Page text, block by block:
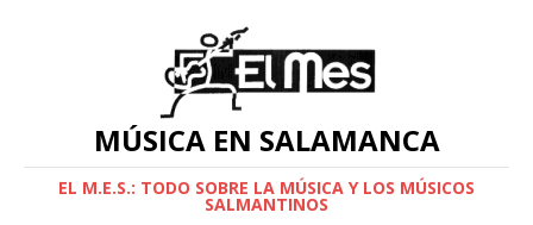
MÚSICA EN SALAMANCA
EL M.E.S.: TODO SOBRE LA MÚSICA Y LOS MÚSICOS
SALMANTINOS